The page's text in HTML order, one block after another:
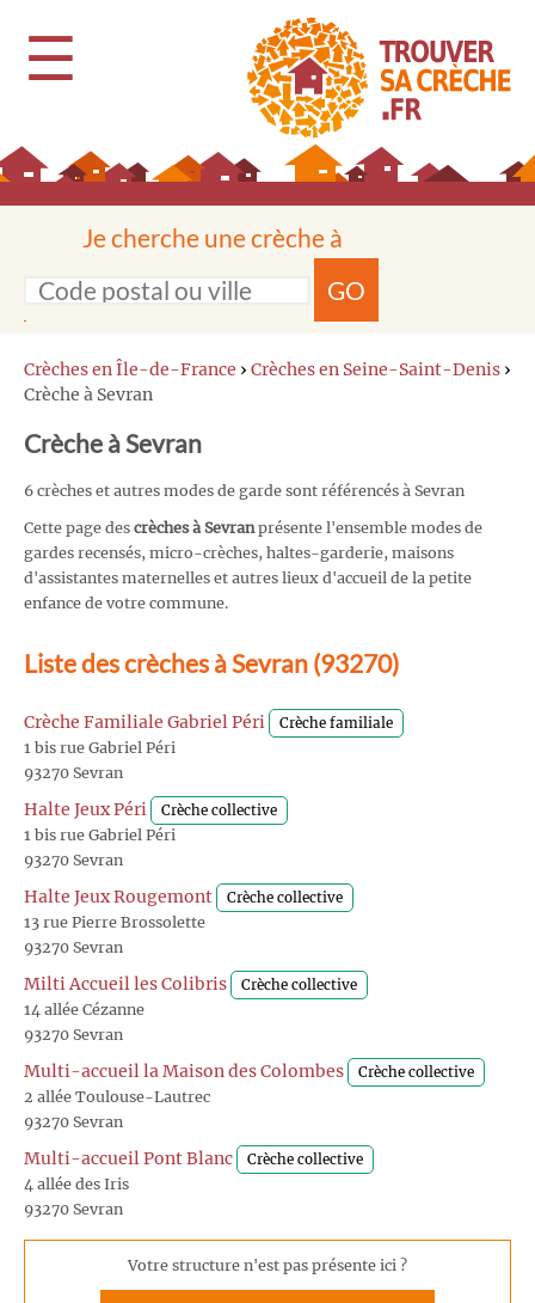
☰
Je cherche une crèche à
GO
Crèches en Île-de-France › Crèches en Seine-Saint-Denis ›
Crèche à Sevran
Crèche à Sevran
6 crèches et autres modes de garde sont référencés à Sevran
Cette page des crèches à Sevran présente l'ensemble modes de
gardes recensés, micro-crèches, haltes-garderie, maisons
d'assistantes maternelles et autres lieux d'accueil de la petite
enfance de votre commune.
Liste des crèches à Sevran (93270)
Crèche Familiale Gabriel Péri Crèche familiale
1 bis rue Gabriel Péri
93270 Sevran
Halte Jeux Péri Crèche collective
1 bis rue Gabriel Péri
93270 Sevran
Halte Jeux Rougemont Crèche collective
13 rue Pierre Brossolette
93270 Sevran
Milti Accueil les Colibris Crèche collective
14 allée Cézanne
93270 Sevran
Multi-accueil la Maison des Colombes Crèche collective
2 allée Toulouse-Lautrec
93270 Sevran
Multi-accueil Pont Blanc Crèche collective
4 allée des Iris
93270 Sevran
Votre structure n'est pas présente ici ?